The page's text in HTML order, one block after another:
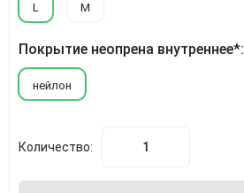
L M
Покрытие неопрена внутреннее*:
нейлон
Количество: